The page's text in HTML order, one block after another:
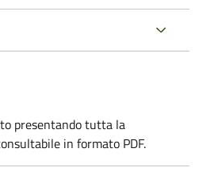
presentando tutta la
in formato PDF.